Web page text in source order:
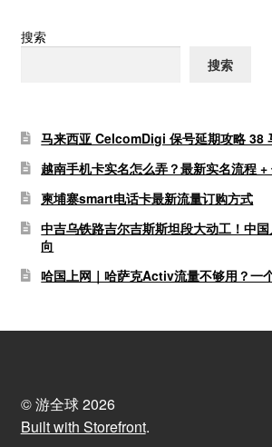
搜索
搜索
马来西亚 CelcomDigi 保号延期攻略 38
越南手机卡实名怎么弄？最新实名流程
柬埔寨smart电话卡最新流量订购方式
中吉乌铁路吉尔吉斯斯坦段大动工！中
向
哈国上网｜哈萨克Activ流量不够用？一
© 游全球 2026
Built with Storefront.